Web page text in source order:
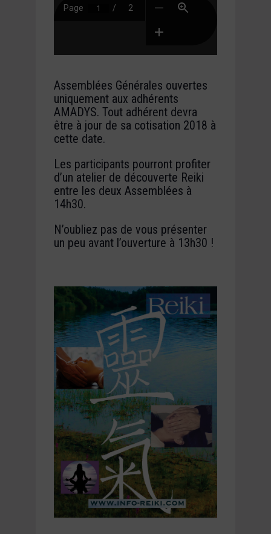
Assemblées Générales ouvertes
uniquement aux adhérents
AMADYS. Tout adhérent devra
être à jour de sa cotisation 2018 à
cette date.
Les participants pourront profiter
d’un atelier de découverte Reiki
entre les deux Assemblées à
14h30.
N’oubliez pas de vous présenter
un peu avant l’ouverture à 13h30 !